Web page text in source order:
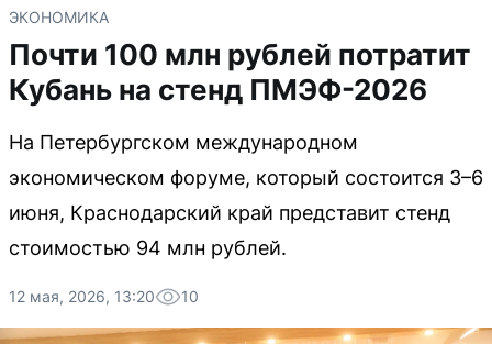
ЭКОНОМИКА
Почти 100 млн рублей потратит
Кубань на стенд ПМЭФ-2026
На Петербургском международном
экономическом форуме, который состоится 3–6
июня, Краснодарский край представит стенд
стоимостью 94 млн рублей.
12 мая, 2026, 13:20 10